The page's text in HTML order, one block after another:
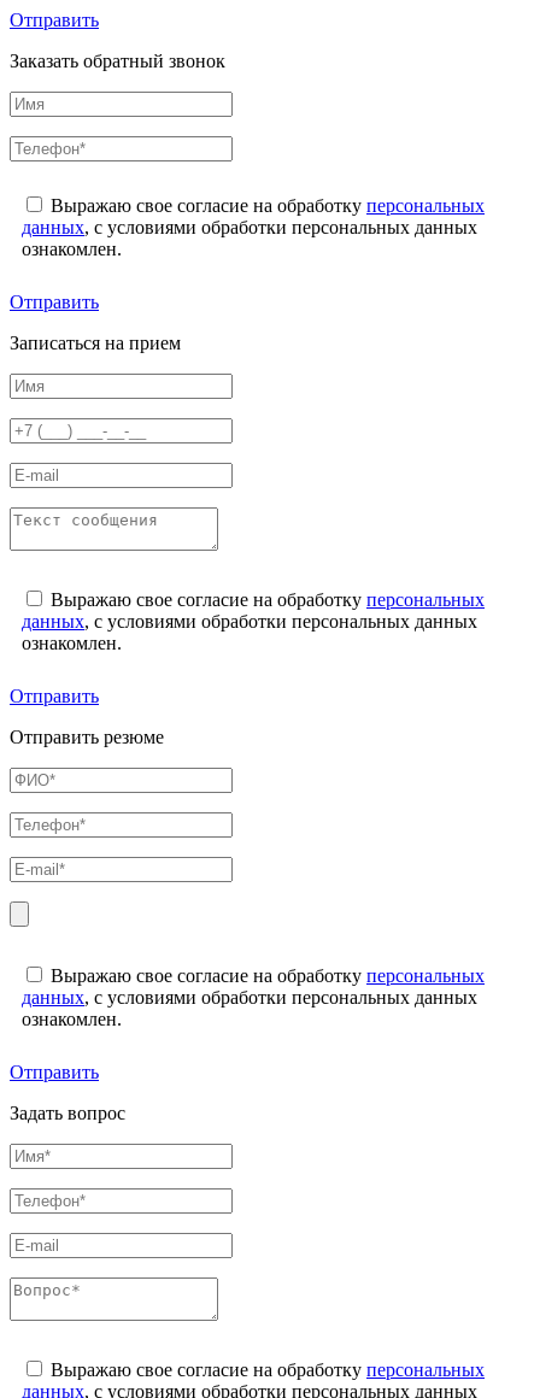
Отправить
Заказать обратный звонок
Выражаю свое согласие на обработку персональных
данных, с условиями обработки персональных данных
ознакомлен.
Отправить
Записаться на прием
Выражаю свое согласие на обработку персональных
данных, с условиями обработки персональных данных
ознакомлен.
Отправить
Отправить резюме
Выражаю свое согласие на обработку персональных
данных, с условиями обработки персональных данных
ознакомлен.
Отправить
Задать вопрос
Выражаю свое согласие на обработку персональных
данных, с условиями обработки персональных данных